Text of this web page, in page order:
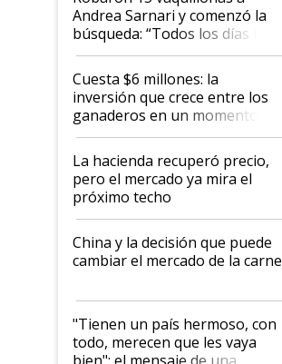
Andrea Sarnari y comenzó la
búsqueda: “Todos los días le
toca a algún productor”
Cuesta $6 millones: la
inversión que crece entre los
ganaderos en un momento
histórico para la actividad
La hacienda recuperó precio,
pero el mercado ya mira el
próximo techo
China y la decisión que puede
cambiar el mercado de la carne
"Tienen un país hermoso, con
todo, merecen que les vaya